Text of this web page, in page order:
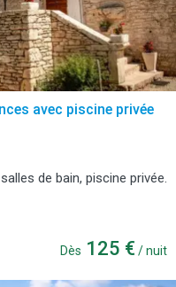
avec piscine privée
de bain, piscine privée.
Dès 125 € / nuit